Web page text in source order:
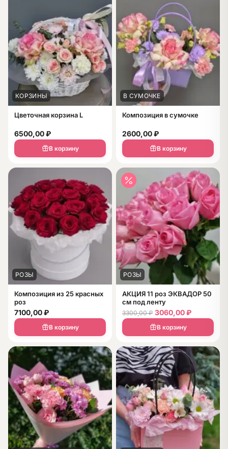
КОРЗИНЫ
Цветочная корзина L
6500,00₽
В корзину
В СУМОЧКЕ
Композиция в сумочке
2600,00₽
В корзину
РОЗЫ
Композиция из 25 красных
роз
7100,00₽
В корзину
РОЗЫ
АКЦИЯ 11 роз ЭКВАДОР 50
см под ленту
3300,00₽ 3060,00₽
В корзину